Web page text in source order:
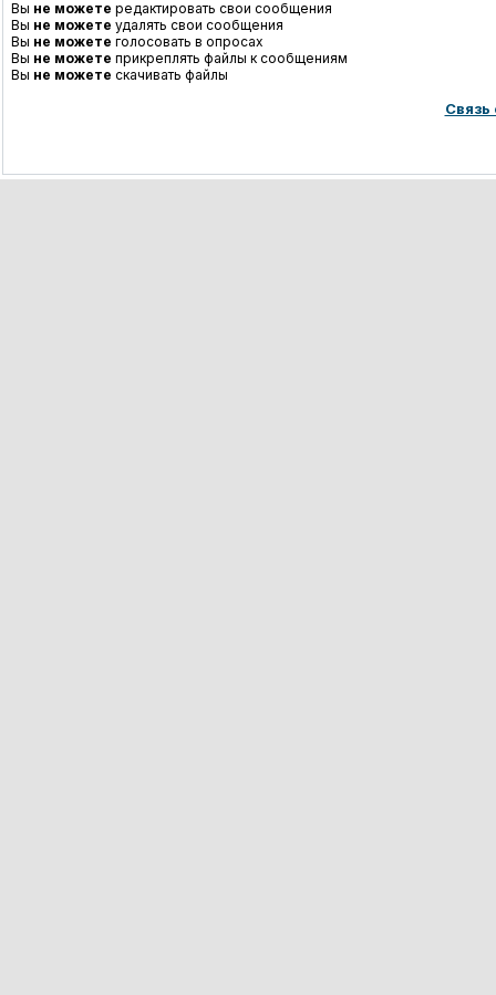
Вы не можете редактировать свои сообщения
Вы не можете удалять свои сообщения
Вы не можете голосовать в опросах
Вы не можете прикреплять файлы к сообщениям
Вы не можете скачивать файлы